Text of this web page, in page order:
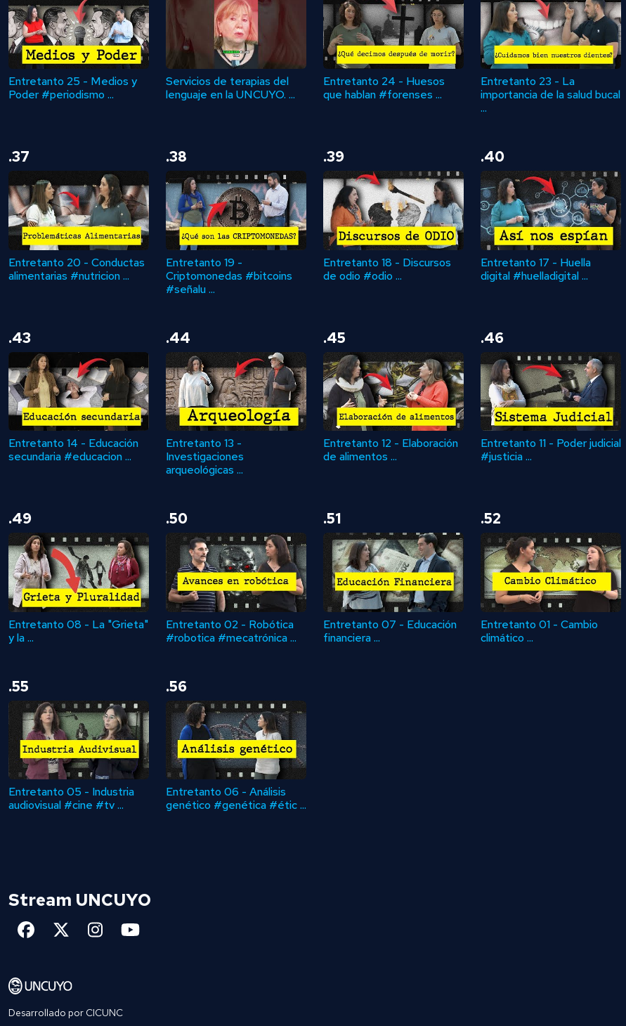
Entretanto 25 - Medios y
Poder #periodismo ...
Servicios de terapias del
lenguaje en la UNCUYO. ...
Entretanto 24 - Huesos
que hablan #forenses ...
Entretanto 23 - La
importancia de la salud bucal
...
.37
Entretanto 20 - Conductas
alimentarias #nutricion ...
.38
Entretanto 19 -
Criptomonedas #bitcoins
#señalu ...
.39
Entretanto 18 - Discursos
de odio #odio ...
.40
Entretanto 17 - Huella
digital #huelladigital ...
.43
Entretanto 14 - Educación
secundaria #educacion ...
.44
Entretanto 13 -
Investigaciones
arqueológicas ...
.45
Entretanto 12 - Elaboración
de alimentos ...
.46
Entretanto 11 - Poder judicial
#justicia ...
.49
Entretanto 08 - La "Grieta"
y la ...
.50
Entretanto 02 - Robótica
#robotica #mecatrónica ...
.51
Entretanto 07 - Educación
financiera ...
.52
Entretanto 01 - Cambio
climático ...
.55
Entretanto 05 - Industria
audiovisual #cine #tv ...
.56
Entretanto 06 - Análisis
genético #genética #étic ...
Stream UNCUYO
Desarrollado por CICUNC